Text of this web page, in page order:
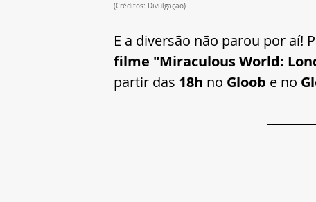
(Créditos: Divulgação)
E a diversão não parou por aí!
filme "Miraculous World:
partir das 18h no Gloob e no